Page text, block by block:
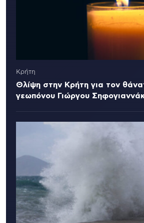
Κρήτη
Θλίψη στην Κρήτη για τον
γεωπόνου Γιώργου